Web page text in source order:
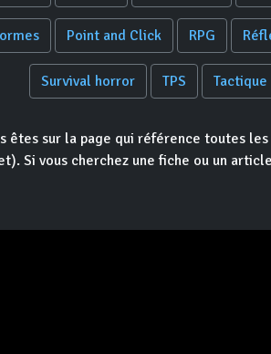
Point and Click RPG
Survival horror TPS Tactique
êtes sur la page qui référence toutes
Si vous cherchez une fiche ou un